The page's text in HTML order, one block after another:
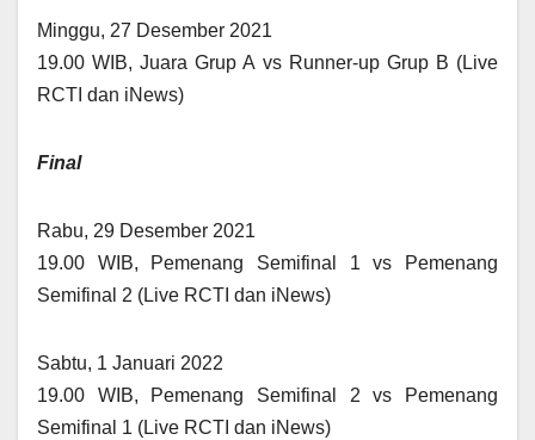
Minggu, 27 Desember 2021
19.00 WIB, Juara Grup A vs Runner-up Grup B (Live
RCTI dan iNews)
Final
Rabu, 29 Desember 2021
19.00 WIB, Pemenang Semifinal 1 vs Pemenang
Semifinal 2 (Live RCTI dan iNews)
Sabtu, 1 Januari 2022
19.00 WIB, Pemenang Semifinal 2 vs Pemenang
Semifinal 1 (Live RCTI dan iNews)